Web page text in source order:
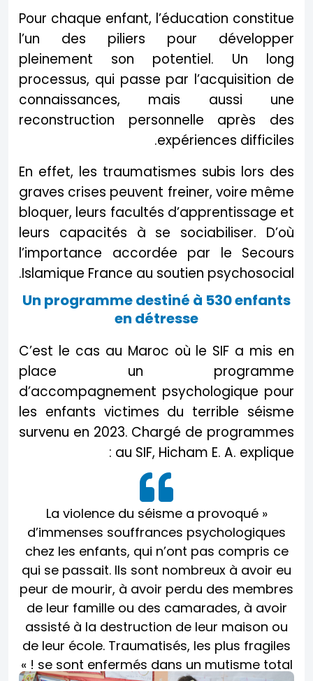
Pour chaque enfant, l’éducation constitue
l’un des piliers pour développer
pleinement son potentiel. Un long
processus, qui passe par l’acquisition de
connaissances, mais aussi une
reconstruction personnelle après des
expériences difficiles.
En effet, les traumatismes subis lors des
graves crises peuvent freiner, voire même
bloquer, leurs facultés d’apprentissage et
leurs capacités à se sociabiliser. D’où
l’importance accordée par le Secours
Islamique France au soutien psychosocial.
Un programme destiné à 530 enfants
en détresse
C’est le cas au Maroc où le SIF a mis en
place un programme
d’accompagnement psychologique pour
les enfants victimes du terrible séisme
survenu en 2023. Chargé de programmes
au SIF, Hicham E. A. explique :
« La violence du séisme a provoqué
d’immenses souffrances psychologiques
chez les enfants, qui n’ont pas compris ce
qui se passait. Ils sont nombreux à avoir eu
peur de mourir, à avoir perdu des membres
de leur famille ou des camarades, à avoir
assisté à la destruction de leur maison ou
de leur école. Traumatisés, les plus fragiles
se sont enfermés dans un mutisme total ! »